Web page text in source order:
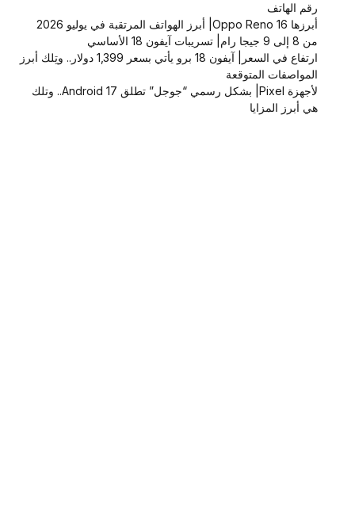
رقم الهاتف
أبرزها Oppo Reno 16| أبرز الهواتف المرتقبة في يوليو 2026
من 8 إلى 9 جيجا رام| تسريبات آيفون 18 الأساسي
ارتفاع في السعر| آيفون 18 برو يأتي بسعر 1,399 دولار.. وتِلك أبرز
المواصفات المتوقعة
لأجهزة Pixel| بشكل رسمي “جوجل” تطلق Android 17.. وتلك
هي أبرز المزايا